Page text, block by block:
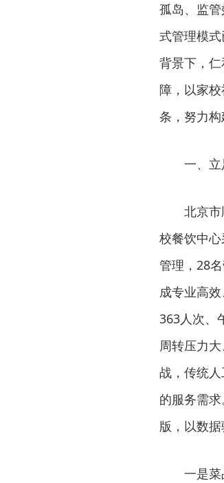
孤岛、监
式管理模
背景下，
障，以家
条，努力
一、
北京
校餐饮中
管理，28
成专业高
363人次、
周转压力
战，传统
的服务需
版，以数
一是